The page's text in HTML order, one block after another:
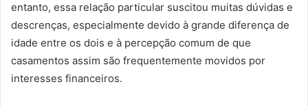
entanto, essa relação particular suscitou muitas dúvidas e
descrenças, especialmente devido à grande diferença de
idade entre os dois e à percepção comum de que
casamentos assim são frequentemente movidos por
interesses financeiros.